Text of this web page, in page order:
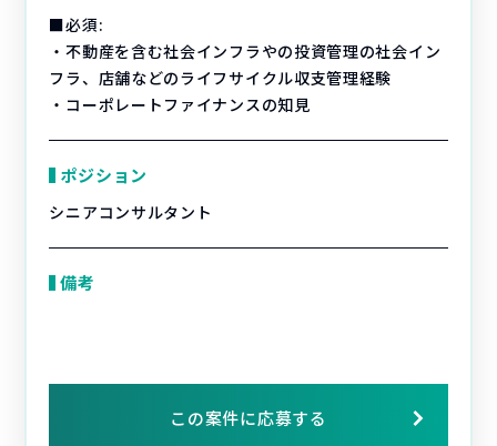
■必須:
・不動産を含む社会インフラやの投資管理の社会イン
フラ、店舗などのライフサイクル収支管理経験
・コーポレートファイナンスの知見
ポジション
シニアコンサルタント
備考
この案件に応募する